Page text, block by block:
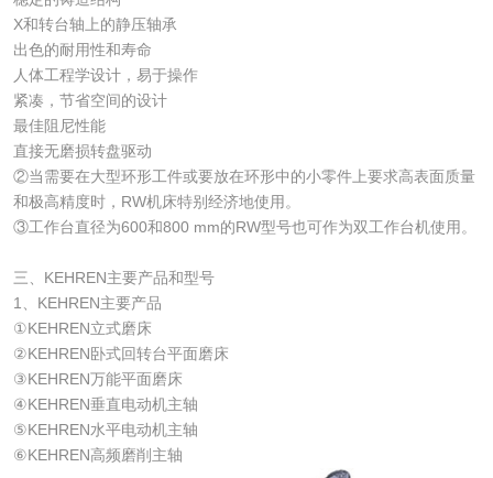
X和转台轴上的静压轴承
出色的耐用性和寿命
人体工程学设计，易于操作
紧凑，节省空间的设计
最佳阻尼性能
直接无磨损转盘驱动
②当需要在大型环形工件或要放在环形中的小零件上要求高表面质量
和极高精度时，RW机床特别经济地使用。
③工作台直径为600和800 mm的RW型号也可作为双工作台机使用。
三、KEHREN主要产品和型号
1、KEHREN主要产品
①KEHREN立式磨床
②KEHREN卧式回转台平面磨床
③KEHREN万能平面磨床
④KEHREN垂直电动机主轴
⑤KEHREN水平电动机主轴
⑥KEHREN高频磨削主轴